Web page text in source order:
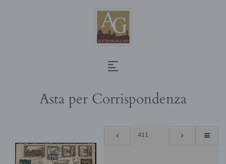
Asta per Corrispondenza